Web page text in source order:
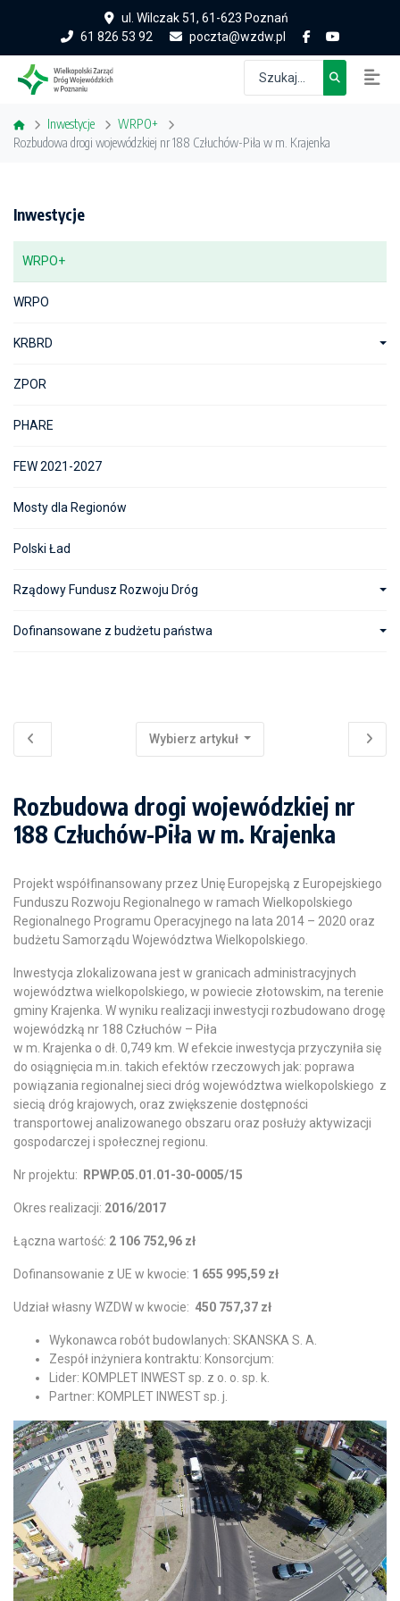
ul. Wilczak 51, 61-623 Poznań
61 826 53 92
poczta@wzdw.pl
Inwestycje
WRPO+
Rozbudowa drogi wojewódzkiej nr 188 Człuchów-Piła w m. Krajenka
Inwestycje
WRPO+
WRPO
KRBRD
ZPOR
PHARE
FEW 2021-2027
Mosty dla Regionów
Polski Ład
Rządowy Fundusz Rozwoju Dróg
Dofinansowane z budżetu państwa
Wybierz artykuł
Rozbudowa drogi wojewódzkiej nr
188 Człuchów-Piła w m. Krajenka
Projekt współfinansowany przez Unię Europejską z Europejskiego
Funduszu Rozwoju Regionalnego w ramach Wielkopolskiego
Regionalnego Programu Operacyjnego na lata 2014 – 2020 oraz
budżetu Samorządu Województwa Wielkopolskiego.
Inwestycja zlokalizowana jest w granicach administracyjnych
województwa wielkopolskiego, w powiecie złotowskim, na terenie
gminy Krajenka. W wyniku realizacji inwestycji rozbudowano drogę
wojewódzką nr 188 Człuchów – Piła
w m. Krajenka o dł. 0,749 km. W efekcie inwestycja przyczyniła się
do osiągnięcia m.in. takich efektów rzeczowych jak: poprawa
powiązania regionalnej sieci dróg województwa wielkopolskiego z
siecią dróg krajowych, oraz zwiększenie dostępności
transportowej analizowanego obszaru oraz posłuży aktywizacji
gospodarczej i społecznej regionu.
Nr projektu: RPWP.05.01.01-30-0005/15
Okres realizacji: 2016/2017
Łączna wartość: 2 106 752,96 zł
Dofinansowanie z UE w kwocie: 1 655 995,59 zł
Udział własny WZDW w kwocie: 450 757,37 zł
Wykonawca robót budowlanych: SKANSKA S. A.
Zespół inżyniera kontraktu: Konsorcjum:
Lider: KOMPLET INWEST sp. z o. o. sp. k.
Partner: KOMPLET INWEST sp. j.